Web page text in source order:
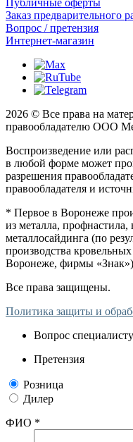
Публичные оферты
Заказ предварительного
Вопрос / претензия
Интернет-магазин
2026 © Все права на
правообладателю ООО
Воспроизведение или
в любой форме может
разрешения
правообладателя и
* Первое в Воронеже
из металла, профнастила,
металлосайдинга (по
производства
Воронеже, фирмы
Все права защищены.
Политика защиты и
Вопрос специалисту
Претензия
Розница
Дилер
ФИО *